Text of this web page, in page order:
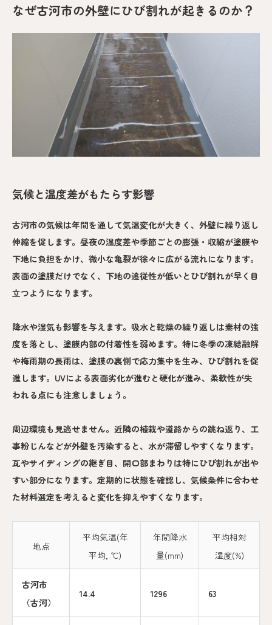
なぜ古河市の外壁にひび割れが起きるのか？
気候と温度差がもたらす影響
古河市の気候は年間を通して気温変化が大きく、外壁に繰り返し
伸縮を促します。昼夜の温度差や季節ごとの膨張・収縮が塗膜や
下地に負担をかけ、微小な亀裂が徐々に広がる流れになります。
表面の塗膜だけでなく、下地の追従性が低いとひび割れが早く目
立つようになります。
降水や湿気も影響を与えます。吸水と乾燥の繰り返しは素材の強
度を落とし、塗膜内部の付着性を弱めます。特に冬季の凍結融解
や梅雨期の長雨は、塗膜の裏側で応力集中を生み、ひび割れを促
進します。UVによる表面劣化が進むと硬化が進み、柔軟性が失
われる点にも注意しましょう。
周辺環境も見逃せません。近隣の植栽や道路からの跳ね返り、工
事粉じんなどが外壁を汚染すると、水が滞留しやすくなります。
瓦やサイディングの継ぎ目、開口部まわりは特にひび割れが出や
すい部分になります。定期的に状態を確認し、気候条件に合わせ
た材料選定を考えると変化を抑えやすくなります。
地点
平均気温(年
平均, ℃)
年間降水
量(mm)
平均相対
湿度(%)
古河市
（古河）
14.4 1296 63